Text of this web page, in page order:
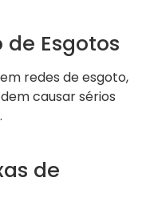
Esgotos
redes de esgoto,
causar sérios
de